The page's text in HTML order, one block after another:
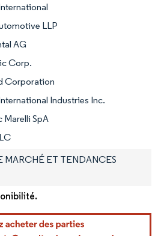
LLP
AG
Corp.
Corporation
Industries Inc.
Marelli SpA
MARCHÉ ET TENDANCES